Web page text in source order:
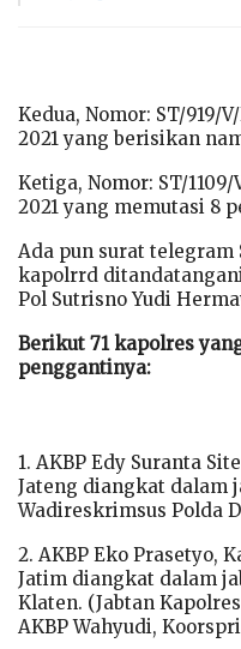
Kedua, Nomor: ST/919/
2021 yang berisikan
Ketiga, Nomor: ST/
2021 yang memutasi 8
Ada pun surat telegram
kapolrrd
Pol Sutrisno Yudi
Berikut 71 kapolres
penggantinya:
1. AKBP Edy Suranta
Jateng diangkat dalam
Wadireskrimsus Polda
2. AKBP Eko Prasetyo,
Jatim diangkat dalam
Klaten. (Jabtan
AKBP Wahyudi,